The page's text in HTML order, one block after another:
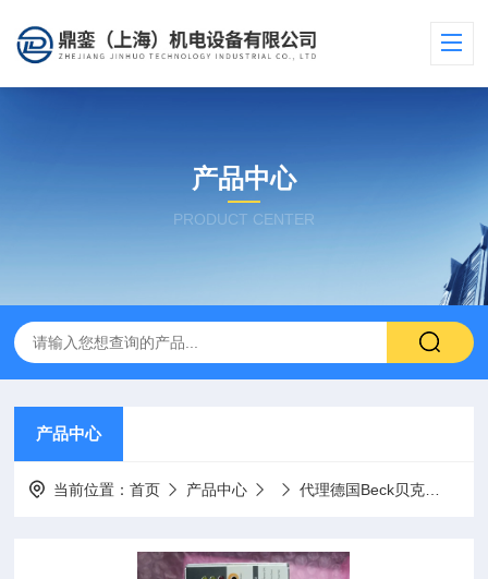
产品中心
PRODUCT CENTER
产品中心
当前位置：首页 产品中心 代理德国Beck贝克